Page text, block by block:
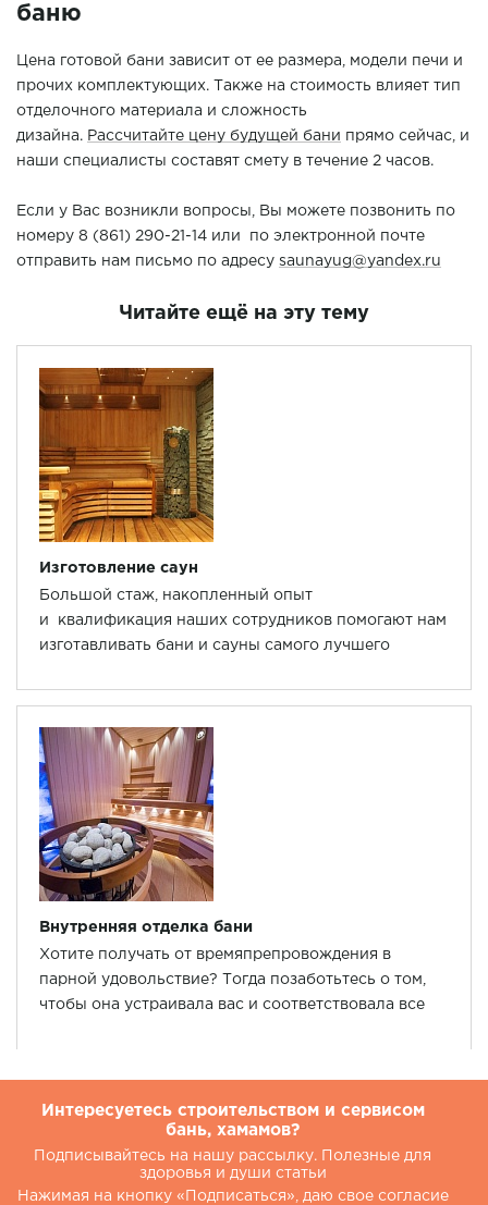
баню
Цена готовой бани зависит от ее размера, модели печи и
прочих комплектующих. Также на стоимость влияет тип
отделочного материала и сложность
дизайна. Рассчитайте цену будущей бани прямо сейчас, и
наши специалисты составят смету в течение 2 часов.
Если у Вас возникли вопросы, Вы можете позвонить по
номеру 8 (861) 290-21-14 или по электронной почте
отправить нам письмо по адресу saunayug@yandex.ru
Читайте ещё на эту тему
Изготовление саун
Большой стаж, накопленный опыт
и квалификация наших сотрудников помогают нам
изготавливать бани и сауны самого лучшего
Внутренняя отделка бани
Хотите получать от времяпрепровождения в
парной удовольствие? Тогда позаботьтесь о том,
чтобы она устраивала вас и соответствовала все
Интересуетесь строительством и сервисом
бань, хамамов?
Подписывайтесь на нашу рассылку. Полезные для
здоровья и души статьи
Нажимая на кнопку «Подписаться», даю свое согласие